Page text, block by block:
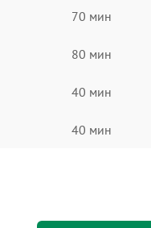
70 мин
80 мин
40 мин
40 мин